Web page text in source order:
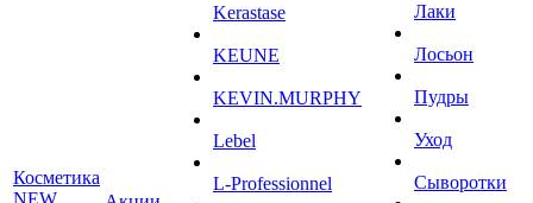
Косметика
NEW
Kerastase
KEUNE
KEVIN.MURPHY
Lebel
L-Professionnel
Лаки
Лосьон
Пудры
Уход
Сыворотки